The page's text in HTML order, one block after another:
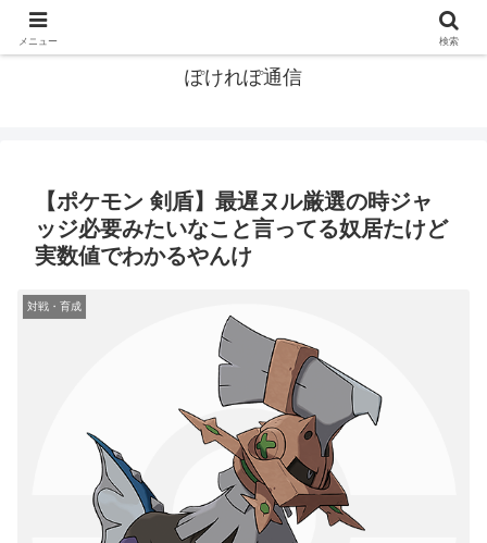
ぽけれぽ通信
【ポケモン 剣盾】最遅ヌル厳選の時ジャ
ッジ必要みたいなこと言ってる奴居たけど
実数値でわかるやんけ
対戦・育成
メニュー 検索